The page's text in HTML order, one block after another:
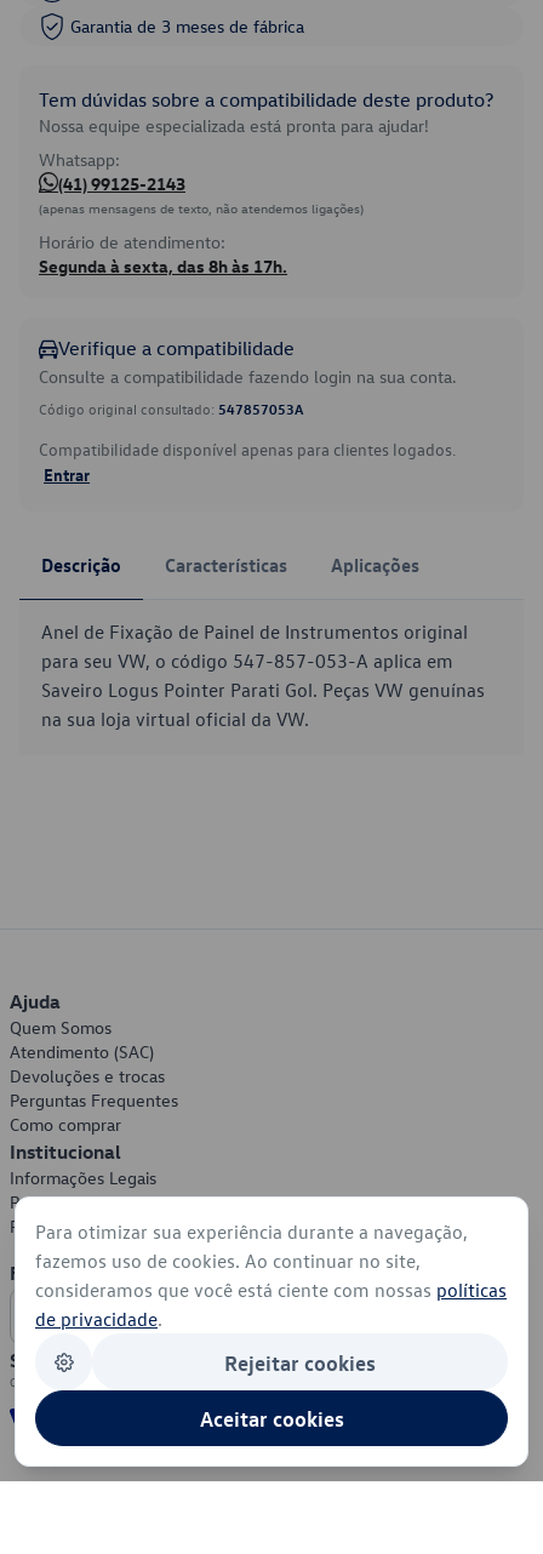
Garantia de 3 meses de fábrica
Tem dúvidas sobre a compatibilidade deste produto?
Nossa equipe especializada está pronta para ajudar!
Whatsapp:
(41) 99125-2143
(apenas mensagens de texto, não atendemos ligações)
Horário de atendimento:
Segunda à sexta, das 8h às 17h.
Verifique a compatibilidade
Consulte a compatibilidade fazendo login na sua conta.
Código original consultado: 547857053A
Compatibilidade disponível apenas para clientes logados.
Entrar
Descrição Características Aplicações
Anel de Fixação de Painel de Instrumentos original
para seu VW, o código 547-857-053-A aplica em
Saveiro Logus Pointer Parati Gol. Peças VW genuínas
na sua loja virtual oficial da VW.
Ajuda
Quem Somos
Atendimento (SAC)
Devoluções e trocas
Perguntas Frequentes
Como comprar
Institucional
Informações Legais
Política de Privacidade
Política de Cookies
Formas de Pagamento
Segurança
Para otimizar sua experiência durante a navegação,
fazemos uso de cookies. Ao continuar no site,
consideramos que você está ciente com nossas políticas
de privacidade.
Rejeitar cookies
Aceitar cookies